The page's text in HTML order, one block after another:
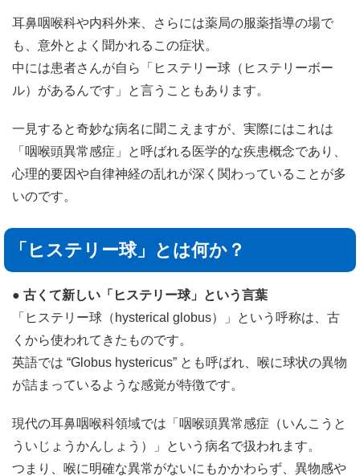
耳鼻咽喉科や内科外来、さらには薬局の服薬指導の場で
も、意外とよく聞かれるこの症状。
中には患者さんが自ら「ヒステリー球（ヒステリーボー
ル）があるんです」と言うこともあります。
一見すると奇妙な病名に聞こえますが、実際にはこれは
「咽喉頭異常感症」と呼ばれる医学的な疾患概念であり、
心理的要因や自律神経の乱れが深く関わっていることが多
いのです。
「ヒステリー球」とは何か？
● 古くて新しい「ヒステリー球」という言葉
「ヒステリー球（hysterical globus）」という呼称は、古
くから使われてきたものです。
英語では “Globus hystericus” とも呼ばれ、喉に球状の異物
が詰まっているような感覚が特徴です。
現代の耳鼻咽喉科領域では「咽喉頭異常感症（いんこうと
ういじょうかんしょう）」という病名で扱われます。
つまり、喉に明確な異常がないにもかかわらず、異物感や